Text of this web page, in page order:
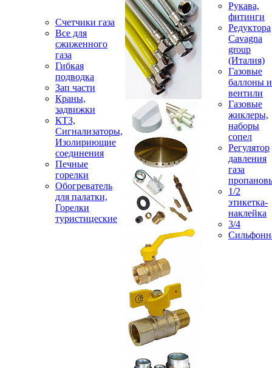
Счетчики газа
Все для
сжиженного
газа
Гибкая
подводка
Зап части
Краны,
задвижки
КТЗ,
Сигнализаторы,
Изолириющие
соединения
Печные
горелки
Обогреватель
для палатки,
Горелки
туристицеские
Рукава,
фитинги
Редуктора
Cavagna
group
(Италия)
Газовые
баллоны и
вентили
Газовые
жиклеры,
наборы
сопел
Регулятор
давления
газа
1/2
этикетка-
наклейка
3/4